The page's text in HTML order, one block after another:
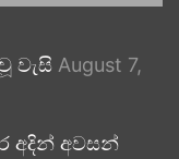
වැසි August 7,
අදින් අවසන්